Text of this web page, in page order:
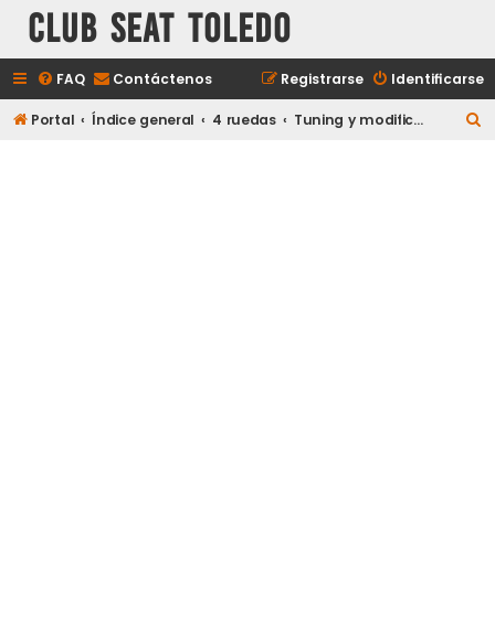
Club Seat Toledo
FAQ Contáctenos Identificarse
Registrarse
Portal Índice general 4 ruedas Tuning y modificaciones